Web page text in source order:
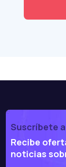
Suscríbete
Recibe
noticias